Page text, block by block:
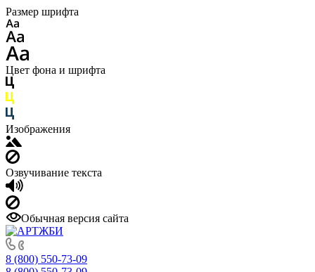
Размер шрифта
Цвет фона и шрифта
Изображения
Озвучивание текста
Обычная версия сайта
8 (800) 550-73-09